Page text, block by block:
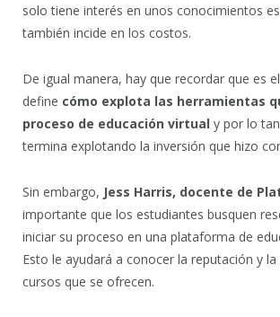
solo tiene interés en unos conocimientos
también incide en los costos.
De igual manera, hay que recordar que es
define cómo explota las herramientas
proceso de educación virtual y por lo
termina explotando la inversión que hizo
Sin embargo, Jess Harris, docente de
importante que los estudiantes busquen
iniciar su proceso en una plataforma de
Esto le ayudará a conocer la reputación y la
cursos que se ofrecen.